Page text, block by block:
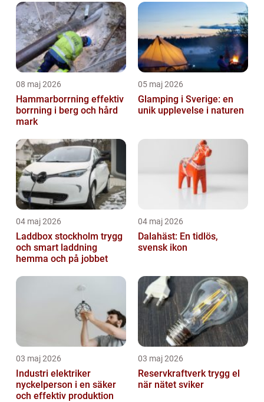
08 maj 2026
Hammarborrning effektiv
borrning i berg och hård
mark
05 maj 2026
Glamping i Sverige: en
unik upplevelse i naturen
04 maj 2026
Laddbox stockholm trygg
och smart laddning
hemma och på jobbet
04 maj 2026
Dalahäst: En tidlös,
svensk ikon
03 maj 2026
Industri elektriker
nyckelperson i en säker
och effektiv produktion
03 maj 2026
Reservkraftverk trygg el
när nätet sviker